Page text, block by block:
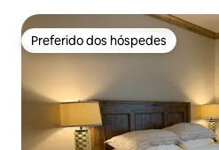
Preferido dos hóspedes
Preferido dos hóspedes